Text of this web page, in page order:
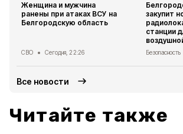
Женщина и мужчина
ранены при атаках ВСУ на
Белгородскую область
СВО Сегодня, 22:26
закупит
станции
Безопасность
Все новости
Читайте также